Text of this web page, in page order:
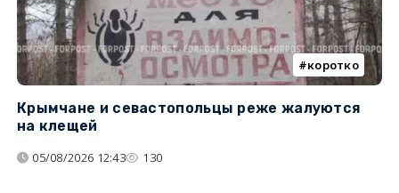
коротко
Крымчане и севастопольцы реже жалуются
на клещей
05/08/2026 12:43 130